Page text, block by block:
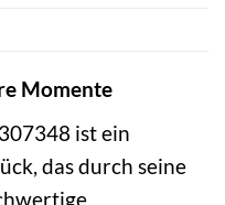
Momente
ist ein
das durch seine